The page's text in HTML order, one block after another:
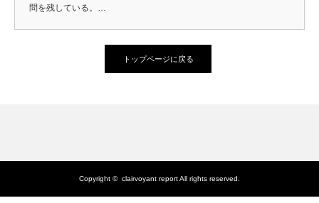
問を残している。…
トップページに戻る
Copyright © clairvoyant reportAll rights reserved.